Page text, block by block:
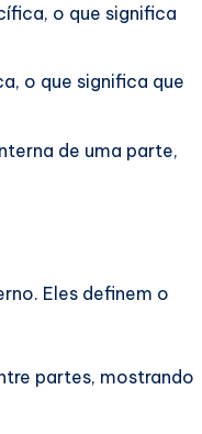
o que significa
o que significa que
de uma parte,
Eles definem o
partes, mostrando